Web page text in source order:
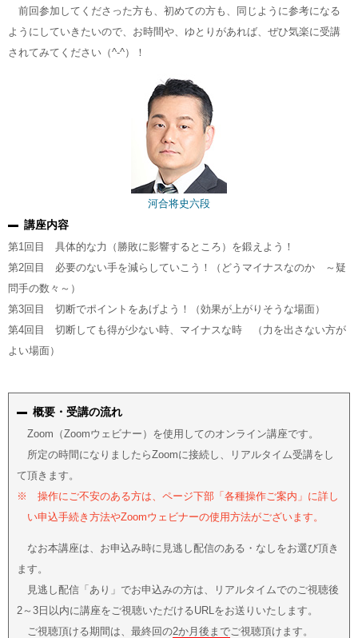
前回参加してくださった方も、初めての方も、同じように参考になる
ようにしていきたいので、お時間や、ゆとりがあれば、ぜひ気楽に受講
されてみてください（^-^）！
河合将史六段
講座内容
第1回目 具体的な力（勝敗に影響するところ）を鍛えよう！
第2回目 必要のない手を減らしていこう！（どうマイナスなのか ～疑
問手の数々～）
第3回目 切断でポイントをあげよう！（効果が上がりそうな場面）
第4回目 切断しても得が少ない時、マイナスな時 （力を出さない方が
よい場面）
概要・受講の流れ
Zoom（Zoomウェビナー）を使用してのオンライン講座です。
所定の時間になりましたらZoomに接続し、リアルタイム受講をし
て頂きます。
※ 操作にご不安のある方は、ページ下部「各種操作ご案内」に詳し
い申込手続き方法やZoomウェビナーの使用方法がございます。
なお本講座は、お申込み時に見逃し配信のある・なしをお選び頂き
ます。
見逃し配信「あり」でお申込みの方は、リアルタイムでのご視聴後
2～3日以内に講座をご視聴いただけるURLをお送りいたします。
ご視聴頂ける期間は、最終回の2か月後まで ご視聴頂けます。